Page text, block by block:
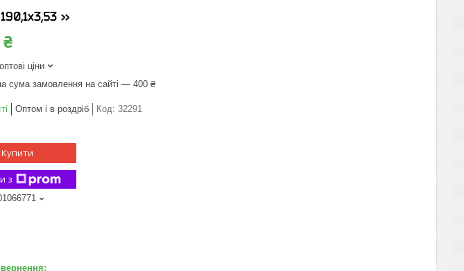
>>
ціни
сума замовлення на сайті — 400 ₴
Оптом і в роздріб Код: 32291
Купити
з